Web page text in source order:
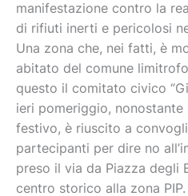
manifestazione contro la
di rifiuti inerti e pericolosi
Una zona che, nei fatti, è
abitato del comune
questo il comitato civico
ieri pomeriggio,
festivo, è riuscito a
partecipanti per dire no
preso il via da Piazza degli
centro storico alla zona